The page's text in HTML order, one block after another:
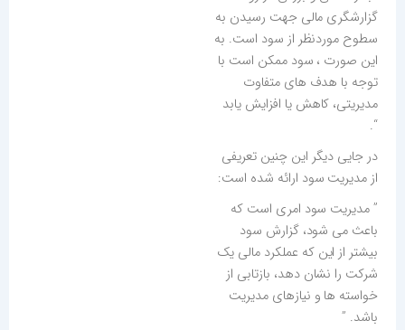
گزارشگری مالی جهت رسیدن به
سطوح موردنظر از سود است. به
این صورت ، سود ممکن است با
توجه با هدف های متفاوت
مدیریتی، کاهش یا افزایش یابد
“.
در جایی دیگر این چنین تعریفی
از مدیریت سود ارائه شده است:
” مدیریت سود امری است که
باعث می شود، گزارش سود
بیشتر از این که عملکرد مالی یک
شرکت را نشان دهد، بازتابی از
خواسته ها و نیازهای مدیریت
باشد. ”